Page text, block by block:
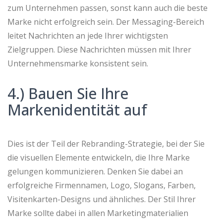
zum Unternehmen passen, sonst kann auch die beste
Marke nicht erfolgreich sein. Der Messaging-Bereich
leitet Nachrichten an jede Ihrer wichtigsten
Zielgruppen. Diese Nachrichten müssen mit Ihrer
Unternehmensmarke konsistent sein.
4.) Bauen Sie Ihre
Markenidentität auf
Dies ist der Teil der Rebranding-Strategie, bei der Sie
die visuellen Elemente entwickeln, die Ihre Marke
gelungen kommunizieren. Denken Sie dabei an
erfolgreiche Firmennamen, Logo, Slogans, Farben,
Visitenkarten-Designs und ähnliches. Der Stil Ihrer
Marke sollte dabei in allen Marketingmaterialien